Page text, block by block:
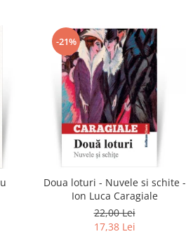
-21%
Doua loturi - Nuvele si schite -
Ion Luca Caragiale
22,00 Lei
17,38 Lei